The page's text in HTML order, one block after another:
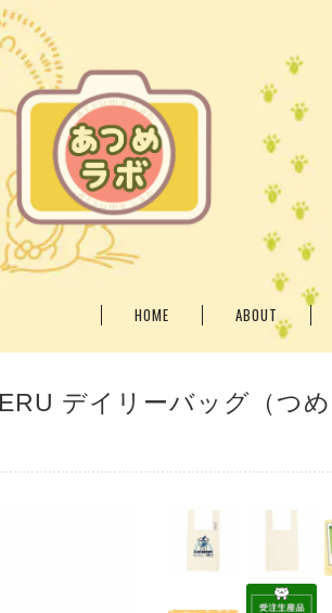
HOME ABOUT
デイリーバッグ（つ